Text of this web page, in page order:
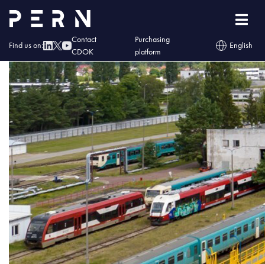
Find us on:
Contact
CDOK
Purchasing
platform
English
przeladunek_paliw